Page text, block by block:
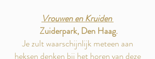
Vrouwen en Kruiden
Zuiderpark, Den Haag.
Je zult waarschijnlijk meteen aan
heksen denken bij het horen van deze